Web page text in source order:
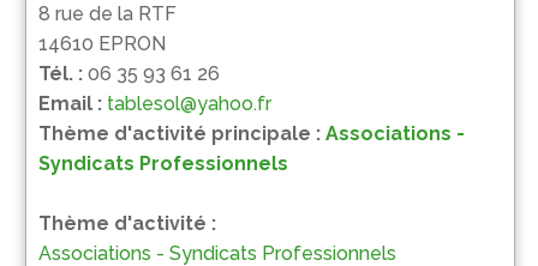
8 rue de la RTF
14610 EPRON
Tél. : 06 35 93 61 26
Email : tablesol@yahoo.fr
Thème d'activité principale : Associations -
Syndicats Professionnels
Thème d'activité :
Associations - Syndicats Professionnels